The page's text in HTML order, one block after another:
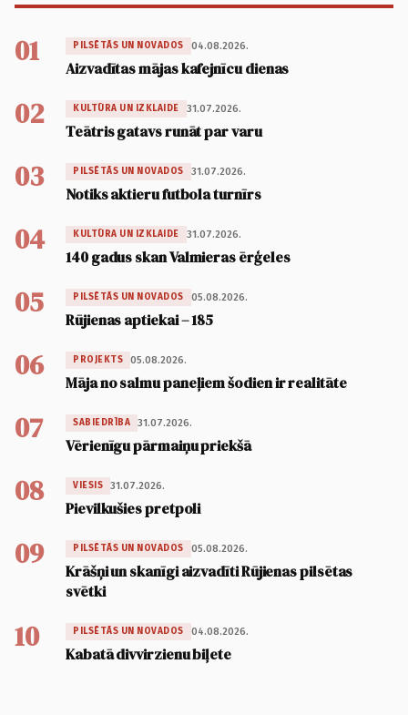
01 PILSĒTĀS UN NOVADOS 04.08.2026.
Aizvadītas mājas kafejnīcu dienas
02 KULTŪRA UN IZKLAIDE 31.07.2026.
Teātris gatavs runāt par varu
03 PILSĒTĀS UN NOVADOS 31.07.2026.
Notiks aktieru futbola turnīrs
04 KULTŪRA UN IZKLAIDE 31.07.2026.
140 gadus skan Valmieras ērģeles
05 PILSĒTĀS UN NOVADOS 05.08.2026.
Rūjienas aptiekai – 185
06 PROJEKTS 05.08.2026.
Māja no salmu paneļiem šodien ir realitāte
07 SABIEDRĪBA 31.07.2026.
Vērienīgu pārmaiņu priekšā
08 VIESIS 31.07.2026.
Pievilkušies pretpoli
09 PILSĒTĀS UN NOVADOS 05.08.2026.
Krāšņi un skanīgi aizvadīti Rūjienas pilsētas
svētki
10 PILSĒTĀS UN NOVADOS 04.08.2026.
Kabatā divvirzienu biļete